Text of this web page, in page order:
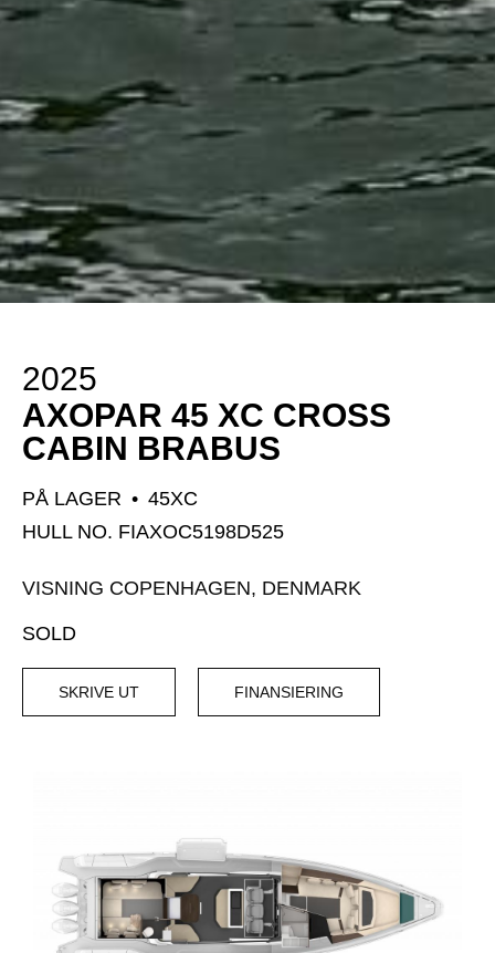
2025
AXOPAR 45 XC CROSS
CABIN BRABUS
PÅ LAGER • 45XC
HULL NO. FIAXOC5198D525
VISNING COPENHAGEN, DENMARK
SOLD
SKRIVE UT FINANSIERING